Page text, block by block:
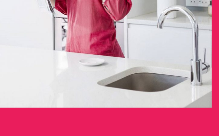
Prebiehajúce akcie
Kuchynské štúdio Bratislava